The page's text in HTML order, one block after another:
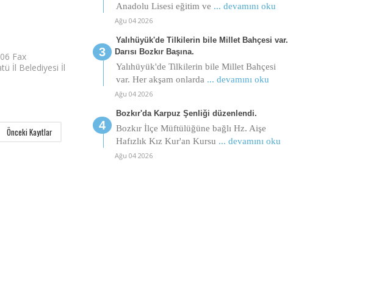
Fax
İl Belediyesi İl
Önceki Kayıtlar
Anadolu Lisesi eğitim ve ... devamını oku
Ağu 04 2026
Yalıhüyük'de Tilkilerin bile Millet Bahçesi var.
Darısı Bozkır Başına.
Yalıhüyük'de Tilkilerin bile Millet Bahçesi
var. Her akşam onlarda ... devamını oku
Ağu 04 2026
Bozkır'da Karpuz Şenliği düzenlendi.
Bozkır İlçe Müftülüğüne bağlı Hz. Aişe
Hafızlık Kız Kur'an Kursu ... devamını oku
Ağu 04 2026